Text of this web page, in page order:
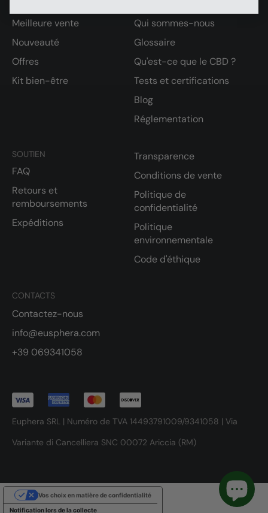
Meilleure vente
Nouveauté
Offres
Kit bien-être
Qui sommes-nous
Glossaire
Qu'est-ce que le CBD ?
Tests et certifications
Blog
Réglementation
CONTACTS
Contactez-nous
info@eusphera.com
+39 069341058
SOUTIEN
FAQ
Retours et
remboursements
Expéditions
Transparence
Conditions de vente
Politique de
confidentialité
Politique
environnementale
Code d'éthique
Euphera SRL | Numéro de TVA 14493791009/9341058 | Via
Variante di Cancelliera SNC 00072 Ariccia (RM)
Notification lors de la collecte
Vos choix en matière de confidentialité